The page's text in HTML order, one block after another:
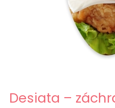
Desiata –